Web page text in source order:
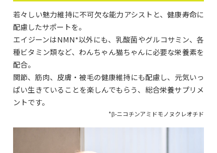
若々しい魅力維持に不可欠な能力アシストと、健康寿命に
配慮したサポートを。
エイジーンはNMN*以外にも、乳酸菌やグルコサミン、各
種ビタミン類など、わんちゃん猫ちゃんに必要な栄養素を
配合。
関節、筋肉、皮膚・被毛の健康維持にも配慮し、元気いっ
ぱい生きていることを楽しんでもらう、総合栄養サプリメ
ントです。
*β-ニコチンアミドモノヌクレオチド